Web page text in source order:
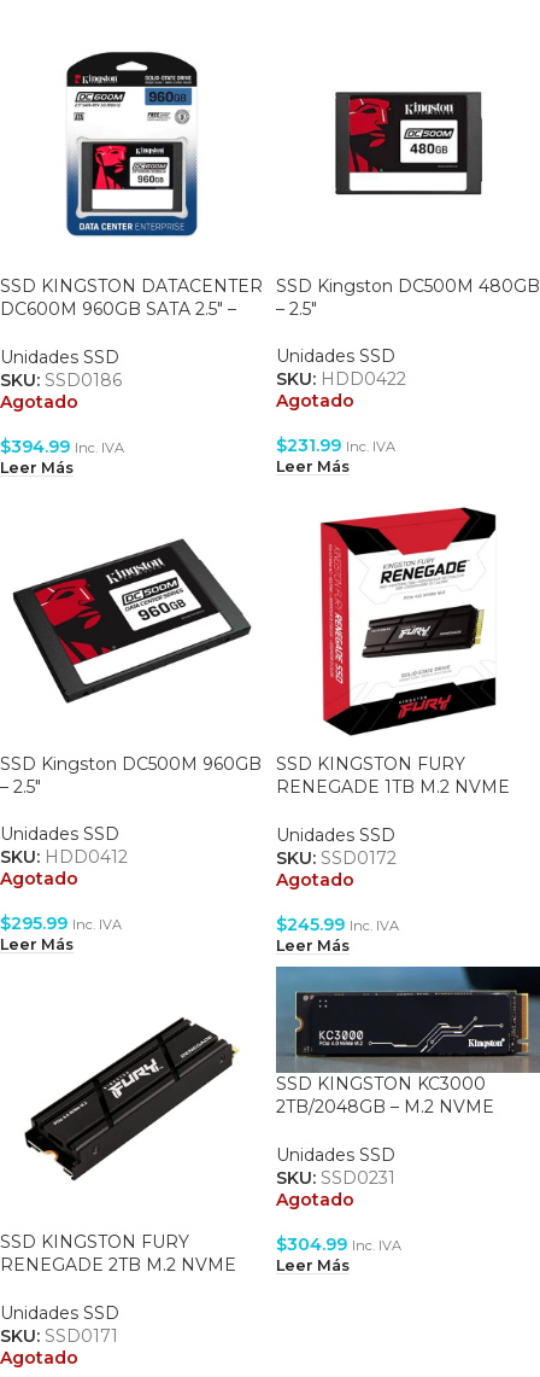
SSD KINGSTON DATACENTER
DC600M 960GB SATA 2.5″ –
WRITE (EDC600M/960G)
Unidades SSD
SKU: SSD0186
Agotado
$394.99 Inc. IVA
Leer Más
SSD Kingston DC500M 480GB
– 2.5″
Unidades SSD
SKU: HDD0422
Agotado
$231.99 Inc. IVA
Leer Más
SSD Kingston DC500M 960GB
– 2.5″
Unidades SSD
SKU: HDD0412
Agotado
$295.99 Inc. IVA
Leer Más
SSD KINGSTON FURY
RENEGADE 1TB M.2 NVME
HEATSINK – 7300MB/S –
7000MB/S (SFYRSK/1000G)
Unidades SSD
SKU: SSD0172
Agotado
$245.99 Inc. IVA
Leer Más
SSD KINGSTON FURY
RENEGADE 2TB M.2 NVME
HEATSINK – 7300MB/S –
7000MB/S (SFYRDK/2000G)
Unidades SSD
SKU: SSD0171
Agotado
SSD KINGSTON KC3000
2TB/2048GB – M.2 NVME
7000MB/S READ – PCIE 4.0
(SKC3000D/2048G)
Unidades SSD
SKU: SSD0231
Agotado
$304.99 Inc. IVA
Leer Más